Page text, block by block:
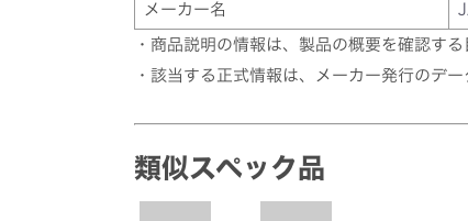
メーカー名
・商品説明の情報は、製品の概要を確認す
・該当する正式情報は、メーカー発行のデ
類似スペック品